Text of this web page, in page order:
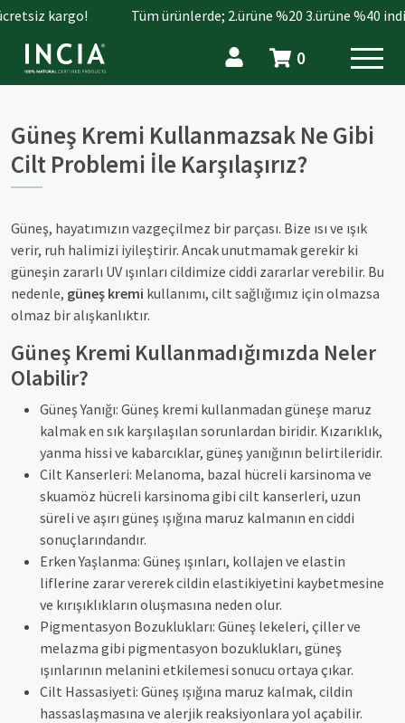
kargo! Tüm ürünlerde; 2.ürüne %20 3.ürüne %40
0
Güneş Kremi Kullanmazsak Ne Gibi
Cilt Problemi İle Karşılaşırız?
Güneş, hayatımızın vazgeçilmez bir parçası. Bize ısı ve ışık
verir, ruh halimizi iyileştirir. Ancak unutmamak gerekir ki
güneşin zararlı UV ışınları cildimize ciddi zararlar verebilir. Bu
nedenle, güneş kremi kullanımı, cilt sağlığımız için olmazsa
olmaz bir alışkanlıktır.
Güneş Kremi Kullanmadığımızda Neler
Olabilir?
Güneş Yanığı: Güneş kremi kullanmadan güneşe maruz
kalmak en sık karşılaşılan sorunlardan biridir. Kızarıklık,
yanma hissi ve kabarcıklar, güneş yanığının belirtileridir.
Cilt Kanserleri: Melanoma, bazal hücreli karsinoma ve
skuamöz hücreli karsinoma gibi cilt kanserleri, uzun
süreli ve aşırı güneş ışığına maruz kalmanın en ciddi
sonuçlarındandır.
Erken Yaşlanma: Güneş ışınları, kollajen ve elastin
liflerine zarar vererek cildin elastikiyetini kaybetmesine
ve kırışıklıkların oluşmasına neden olur.
Pigmentasyon Bozuklukları: Güneş lekeleri, çiller ve
melazma gibi pigmentasyon bozuklukları, güneş
ışınlarının melanini etkilemesi sonucu ortaya çıkar.
Cilt Hassasiyeti: Güneş ışığına maruz kalmak, cildin
hassaslaşmasına ve alerjik reaksiyonlara yol açabilir.